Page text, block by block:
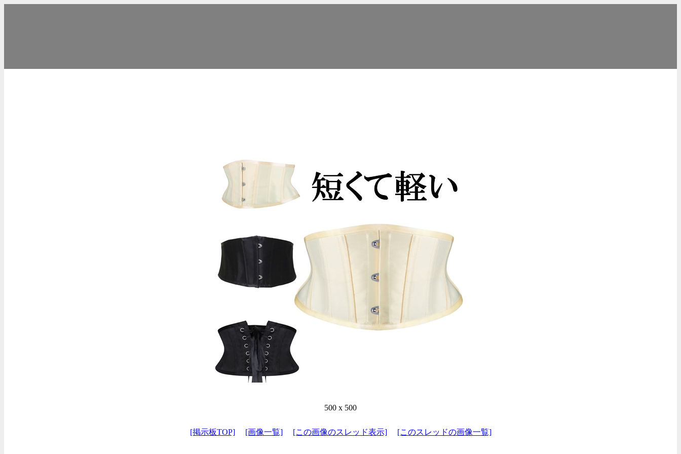
500 x 500
[掲示板TOP] [画像一覧] [この画像のスレッド表示] [このスレッドの画像一覧]